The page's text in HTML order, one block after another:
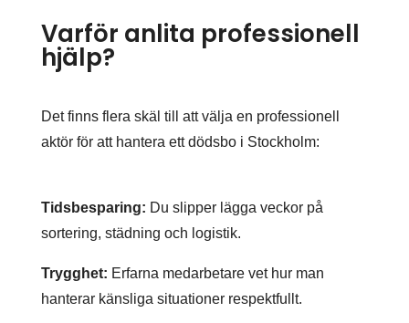
Varför anlita professionell
hjälp?
Det finns flera skäl till att välja en professionell
aktör för att hantera ett dödsbo i Stockholm:
Tidsbesparing: Du slipper lägga veckor på
sortering, städning och logistik.
Trygghet: Erfarna medarbetare vet hur man
hanterar känsliga situationer respektfullt.